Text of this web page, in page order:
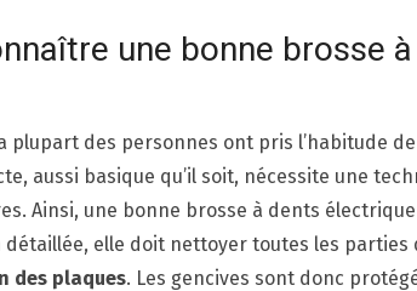
une bonne brosse
plupart des personnes ont pris l’habitude
aussi basique qu’il soit, nécessite une
Ainsi, une bonne brosse à dents
détaillée, elle doit nettoyer toutes les parties
des plaques. Les gencives sont donc